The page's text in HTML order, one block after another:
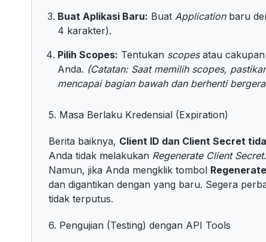
Buat Aplikasi Baru: Buat Applicationbaru
4 karakter).
Pilih Scopes: Tentukan scopesatau cakupan
Anda. (Catatan: Saat memilih scopes,
mencapai bagian bawah dan berhenti
5. Masa Berlaku Kredensial (Expiration)
Berita baiknya, Client ID dan Client Secret
Anda tidak melakukan Regenerate Client Secret.
Namun, jika Anda mengklik tombol Regenerate
dan digantikan dengan yang baru. Segera
tidak terputus.
6. Pengujian (Testing) dengan API Tools